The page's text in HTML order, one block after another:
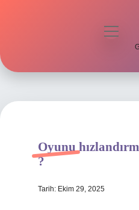
Hakkımızda
menüyü
Oyunu
?
Tarih: Ekim 29, 2025